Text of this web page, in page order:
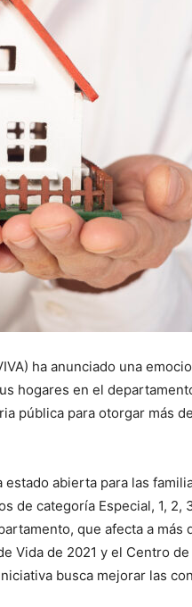
ha anunciado una
hogares en el
pública para otorgar más
abierta para las
de categoría Especial, 1, 2,
que afecta a más
Vida de 2021 y el Centro
busca mejorar las